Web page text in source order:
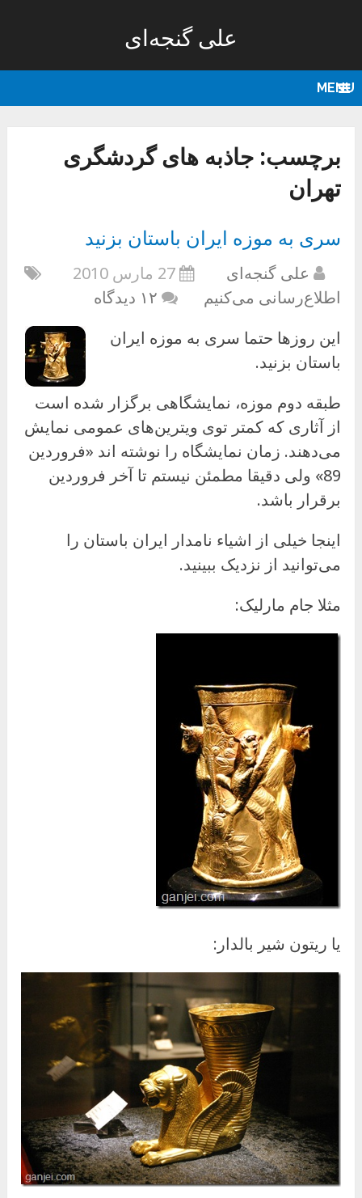
علی گنجه‌ای
MENU
برچسب:جاذبه های گردشگری
تهران
سری به موزه ایران باستان بزنید
علی گنجه‌ای
27 مارس 2010
اطلاع‌رسانی می‌کنیم
۱۲ دیدگاه
این روزها حتما سری به موزه ایران
باستان بزنید.
طبقه دوم موزه، نمایشگاهی برگزار شده است
از آثاری که کمتر توی ویترین‌های عمومی نمایش
می‌دهند. زمان نمایشگاه را نوشته اند «فروردین
89» ولی دقیقا مطمئن نیستم تا آخر فروردین
برقرار باشد.
اینجا خیلی از اشیاء نامدار ایران باستان را
می‌توانید از نزدیک ببینید.
مثلا جام مارلیک:
یا ریتون شیر بالدار: